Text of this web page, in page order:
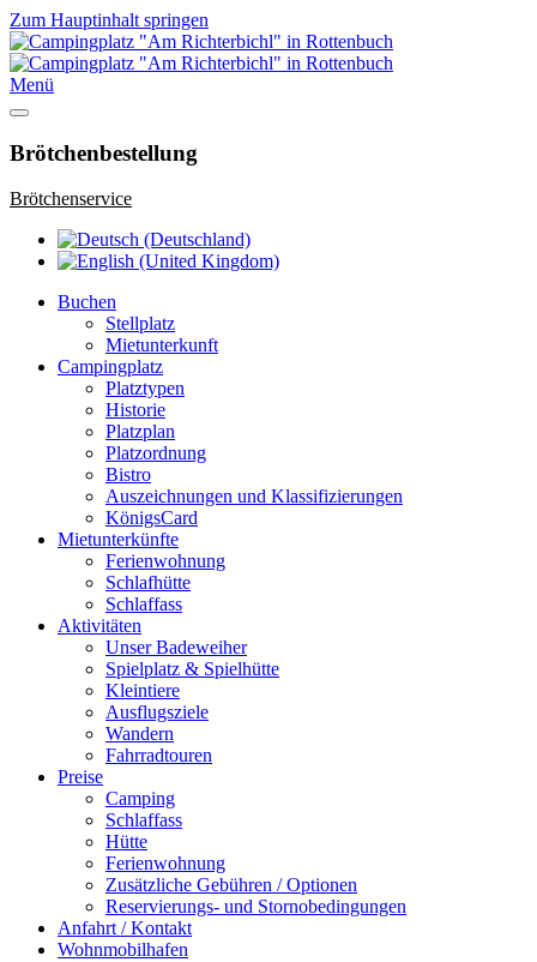
Zum Hauptinhalt springen
Menü
Brötchenbestellung
Brötchenservice
Buchen
Stellplatz
Mietunterkunft
Campingplatz
Platztypen
Historie
Platzplan
Platzordnung
Bistro
Auszeichnungen und Klassifizierungen
KönigsCard
Mietunterkünfte
Ferienwohnung
Schlafhütte
Schlaffass
Aktivitäten
Unser Badeweiher
Spielplatz & Spielhütte
Kleintiere
Ausflugsziele
Wandern
Fahrradtouren
Preise
Camping
Schlaffass
Hütte
Ferienwohnung
Zusätzliche Gebühren / Optionen
Reservierungs- und Stornobedingungen
Anfahrt / Kontakt
Wohnmobilhafen